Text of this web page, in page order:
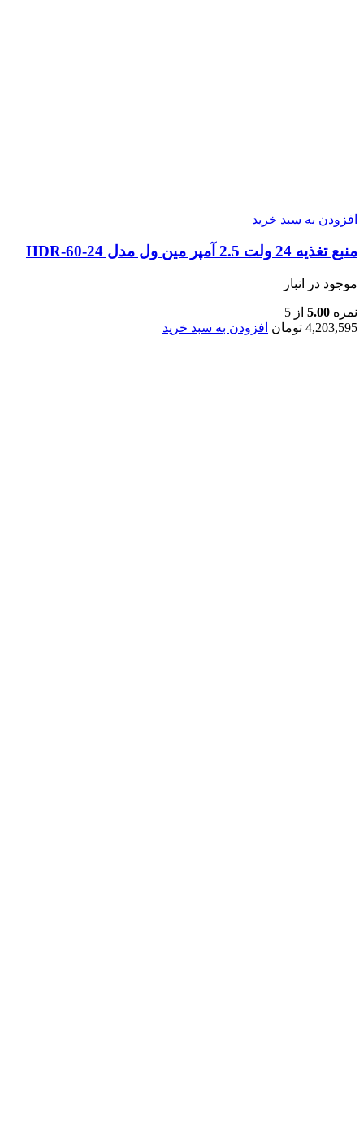
افزودن به سبد خرید
منبع تغذیه 24 ولت 2.5 آمپر مین ول مدل HDR-60-24
موجود در انبار
نمره 5.00 از 5
4,203,595 تومان افزودن به سبد خرید